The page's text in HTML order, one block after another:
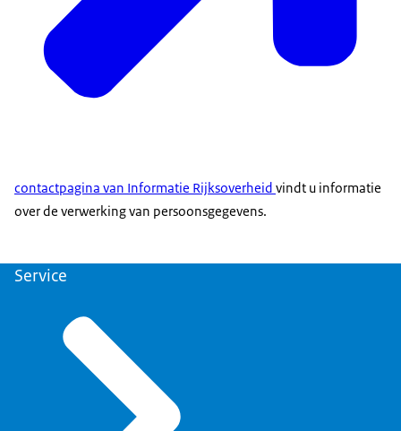
contactpagina van Informatie Rijksoverheid vindt u informatie
over de verwerking van persoonsgegevens.
Service